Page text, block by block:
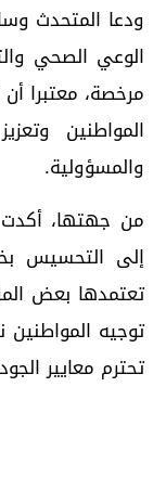
ودعا المتحدث
الوعي الصحي
مرخصة، معتبرا
المواطنين
والمسؤولية.
من جهتها،
إلى التحسيس
تعتمدها بعض
توجيه
تحترم معايير